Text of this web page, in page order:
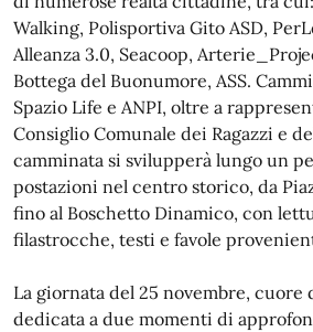
Walking, Polisportiva Gito ASD,
Alleanza 3.0, Seacoop,
Bottega del Buonumore, ASS.
Spazio Life e ANPI, oltre a
Consiglio Comunale dei Ragazzi e
camminata si svilupperà lungo un
postazioni nel centro storico, da
fino al Boschetto Dinamico, con
filastrocche, testi e favole
La giornata del 25 novembre, cuore
dedicata a due momenti di